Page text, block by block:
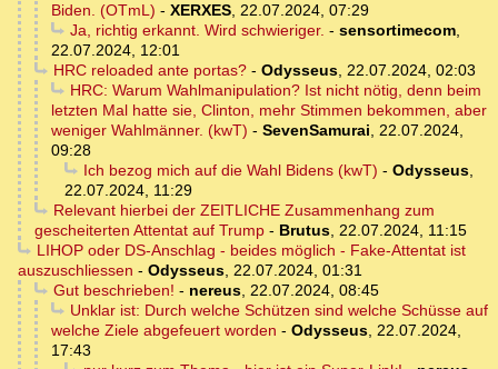
Biden. (OTmL) - XERXES, 22.07.2024, 07:29
Ja, richtig erkannt. Wird schwieriger. - sensortimecom,
22.07.2024, 12:01
HRC reloaded ante portas?- Odysseus, 22.07.2024, 02:03
HRC: Warum Wahlmanipulation? Ist nicht nötig, denn beim
letzten Mal hatte sie, Clinton, mehr Stimmen bekommen, aber
weniger Wahlmänner. (kwT) - SevenSamurai, 22.07.2024,
09:28
Ich bezog mich auf die Wahl Bidens (kwT) - Odysseus,
22.07.2024, 11:29
Relevant hierbei der ZEITLICHE Zusammenhang zum
gescheiterten Attentat auf Trump - Brutus, 22.07.2024, 11:15
LIHOP oder DS-Anschlag - beides möglich - Fake-Attentat ist
auszuschliessen - Odysseus, 22.07.2024, 01:31
Gut beschrieben! - nereus, 22.07.2024, 08:45
Unklar ist: Durch welche Schützen sind welche Schüsse auf
welche Ziele abgefeuert worden - Odysseus, 22.07.2024,
17:43